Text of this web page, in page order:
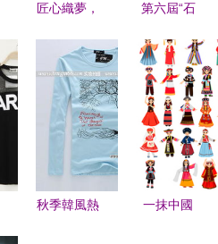
匠心織夢，
——西安工
程大學服裝
與藝術設計
學院2018
畢業作品發
布會
第六屆“石
高校畢業生
服裝設計大
賽入圍名單
及效果圖首
秋季韓風熱
一抹中國